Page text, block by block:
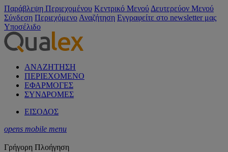
Παράβλεψη Περιεχομένου Κεντρικό Μενού Δευτερεύον Μενού
Σύνδεση Περιεχόμενο Αναζήτηση Εγγραφείτε στο newsletter μας
Υποσέλιδο
ΑΝΑΖΗΤΗΣΗ
ΠΕΡΙΕΧΟΜΕΝΟ
ΕΦΑΡΜΟΓΕΣ
ΣΥΝΔΡΟΜΕΣ
ΕΙΣΟΔΟΣ
opens mobile menu
Γρήγορη Πλοήγηση